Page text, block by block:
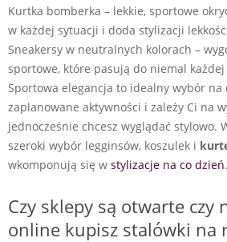
Kurtka bomberka – lekkie, sportowe
w każdej sytuacji i doda stylizacji
Sneakersy w neutralnych kolorach –
sportowe, które pasują do niemal
Sportowa elegancja to idealny wybór na
zaplanowane aktywności i zależy Ci na
jednocześnie chcesz wyglądać stylowo.
szeroki wybór legginsów, koszulek i
wkomponują się w stylizacje na co dzień.
Czy sklepy są otwarte czy
online kupisz stalówki na